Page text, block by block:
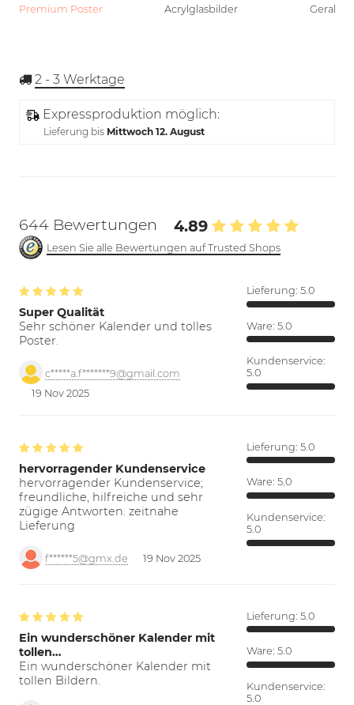
Premium Poster Acrylglasbilder
2 - 3 Werktage
Expressproduktion möglich:
Lieferung bis Mittwoch 12. August
644 Bewertungen 4.89
Lesen Sie alle Bewertungen auf Trusted Shops
Super Qualität
Sehr schöner Kalender und tolles
Poster.
c*****a.f*******9@gmail.com
19 Nov 2025
Lieferung: 5.0
Ware: 5.0
Kundenservice:
5.0
hervorragender Kundenservice
hervorragender Kundenservice;
freundliche, hilfreiche und sehr
zügige Antworten. zeitnahe
Lieferung
f******5@gmx.de 19 Nov 2025
Lieferung: 5.0
Ware: 5.0
Kundenservice:
5.0
Ein wunderschöner Kalender mit
tollen…
Ein wunderschöner Kalender mit
tollen Bildern.
Lieferung: 5.0
Ware: 5.0
Kundenservice:
5.0